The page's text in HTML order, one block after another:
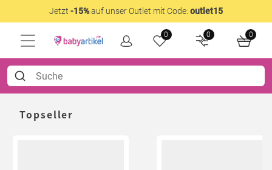
Jetzt -15%auf unser Outlet mit Code: outlet15
0 0 0
Topseller